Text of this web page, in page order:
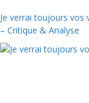
Je verrai toujours vos
– Critique & Analyse